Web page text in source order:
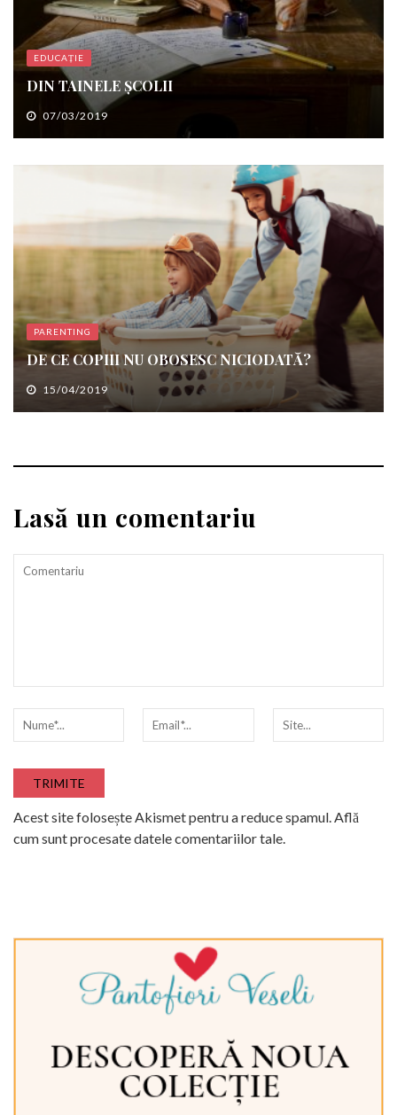
EDUCAȚIE
DIN TAINELE ȘCOLII
07/03/2019
PARENTING
DE CE COPIII NU OBOSESC NICIODATĂ?
15/04/2019
Lasă un comentariu
Acest site folosește Akismet pentru a reduce spamul. Află
cum sunt procesate datele comentariilor tale